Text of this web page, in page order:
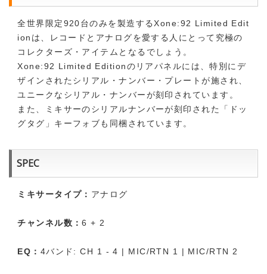
全世界限定920台のみを製造するXone:92 Limited Edit
ionは、レコードとアナログを愛する人にとって究極の
コレクターズ・アイテムとなるでしょう。
Xone:92 Limited Editionのリアパネルには、特別にデ
ザインされたシリアル・ナンバー・プレートが施され、
ユニークなシリアル・ナンバーが刻印されています。
また、ミキサーのシリアルナンバーが刻印された「ドッ
グタグ」キーフォブも同梱されています。
SPEC
ミキサータイプ： アナログ
チャンネル数：6 + 2
EQ： 4バンド: CH 1 - 4 | MIC/RTN 1 | MIC/RTN 2